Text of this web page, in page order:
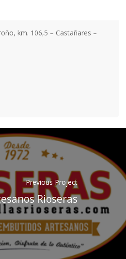
km. 106,5 – Castañares –
Previous Project
Rioseras